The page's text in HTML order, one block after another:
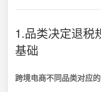
1.品类决定退税
基础
跨境电商不同品类对应